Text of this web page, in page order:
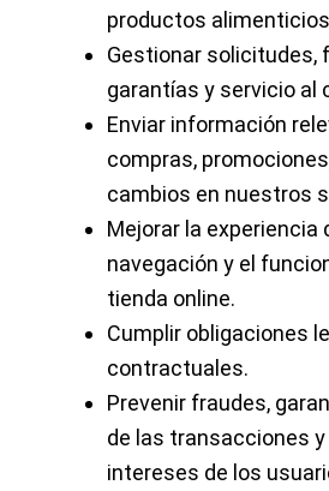
productos
Gestionar solicitudes,
garantías y servicio al
Enviar información
compras,
cambios en nuestros
Mejorar la experiencia
navegación y el
tienda online.
Cumplir obligaciones
contractuales.
Prevenir fraudes,
de las transacciones
intereses de los